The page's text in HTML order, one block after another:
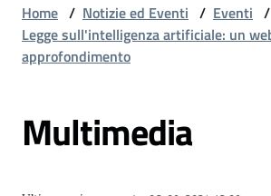
Romagna
Siamo
Home / Notizie ed Eventi / Eventi /
Legge sull'intelligenza artificiale: un
approfondimento
Multimedia